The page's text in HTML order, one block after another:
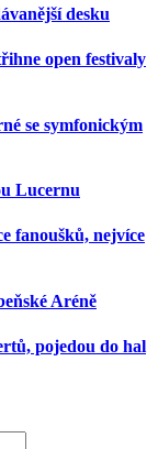
desku
open festivaly
se symfonickým
Lucernu
fanoušků, nejvíce
Aréně
pojedou do hal